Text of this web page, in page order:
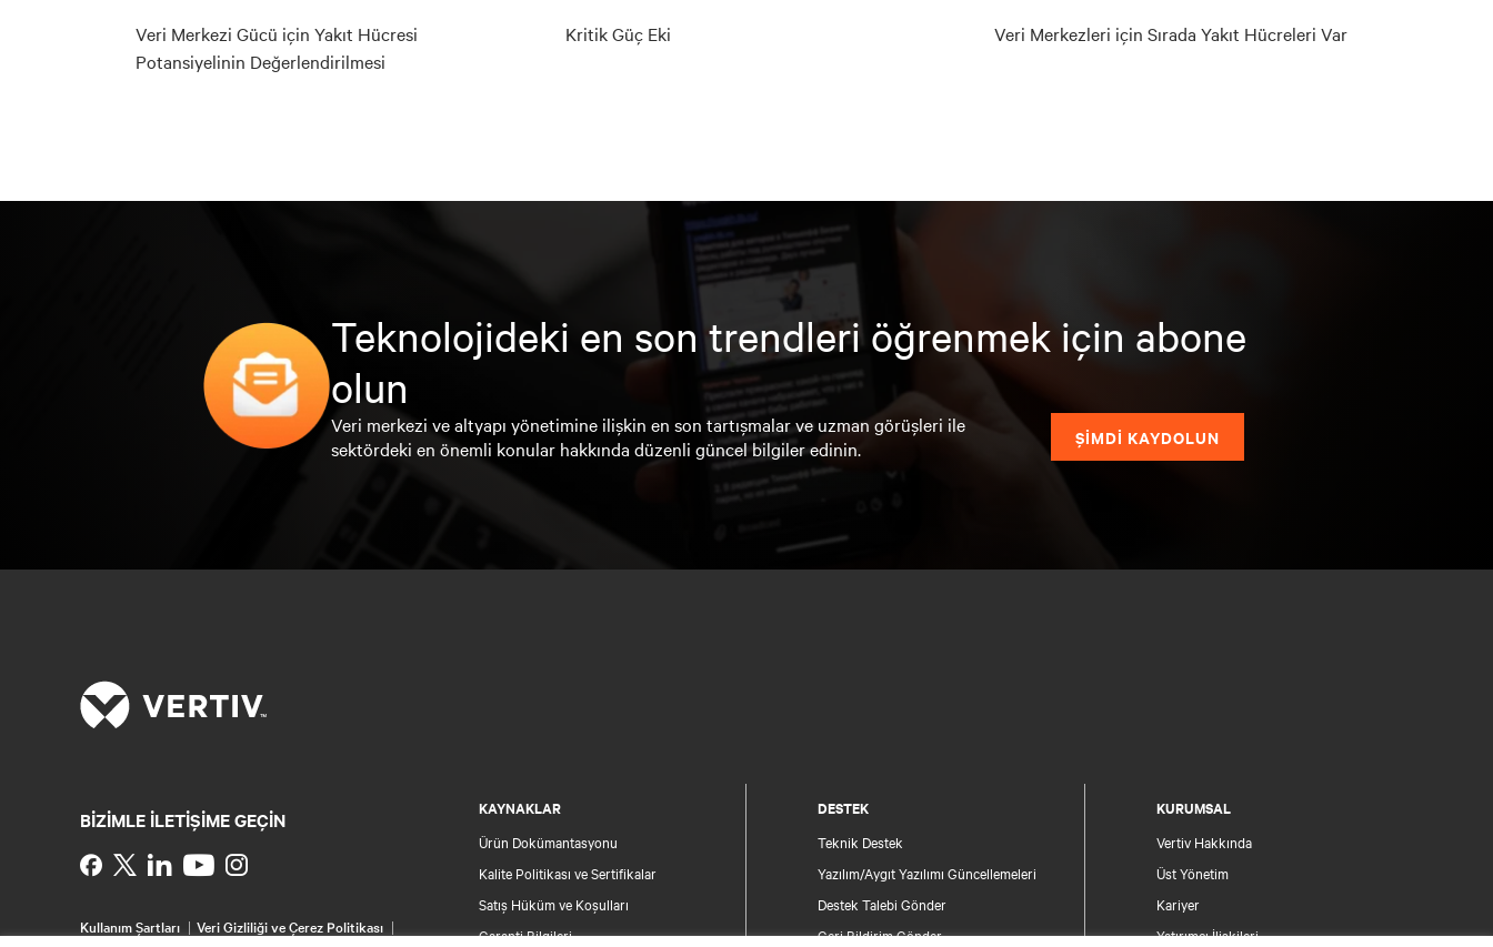
Veri Merkezi Gücü için Yakıt Hücresi
Potansiyelinin Değerlendirilmesi
Kritik Güç Eki Veri Merkezleri için Sırada Yakıt Hücreleri Var
Teknolojideki en son trendleri öğrenmek için abone
olun
Veri merkezi ve altyapı yönetimine ilişkin en son tartışmalar ve uzman görüşleri ile
sektördeki en önemli konular hakkında düzenli güncel bilgiler edinin.
ŞİMDİ KAYDOLUN
KAYNAKLAR
Ürün Dokümantasyonu
Kalite Politikası ve Sertifikalar
Satış Hüküm ve Koşulları
Garanti Bilgileri
DESTEK
Teknik Destek
Yazılım/Aygıt Yazılımı Güncellemeleri
Destek Talebi Gönder
Geri Bildirim Gönder
KURUMSAL
Vertiv Hakkında
Üst Yönetim
Kariyer
Yatırımcı İlişkileri
BIZIMLE ILETIŞIME GEÇIN
Instagram
Kullanım Şartları
Veri Gizliliği ve Çerez Politikası